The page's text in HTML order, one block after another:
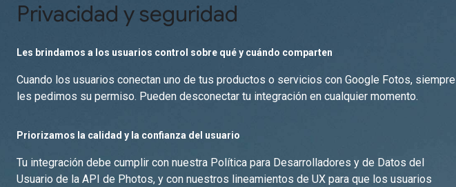
Privacidad y seguridad
Les brindamos a los usuarios control sobre qué y cuándo comparten
Cuando los usuarios conectan uno de tus productos o servicios con Google Fotos, siempre
les pedimos su permiso. Pueden desconectar tu integración en cualquier momento.
Priorizamos la calidad y la confianza del usuario
Tu integración debe cumplir con nuestra Política para Desarrolladores y de Datos del
Usuario de la API de Photos, y con nuestros lineamientos de UX para que los usuarios